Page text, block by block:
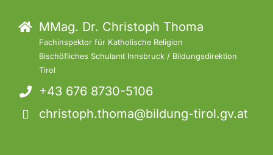
MMag. Dr. Christoph Thoma
Fachinspektor für Katholische Religion
Bischöfliches Schulamt Innsbruck / Bildungsdirektion
Tirol
+43 676 8730-5106
christoph.thoma@bildung-tirol.gv.at